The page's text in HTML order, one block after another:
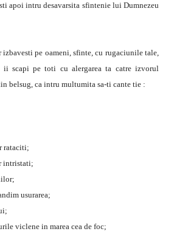
apoi intru desavarsita sfintenie lui Dumnezeu
pe oameni, sfinte, cu rugaciunile tale,
ii scapi pe toti cu alergarea ta catre izvorul
belsug, ca intru multumita sa-ti cante tie :
rataciti;
intristati;
usurarea;
viclene in marea cea de foc;